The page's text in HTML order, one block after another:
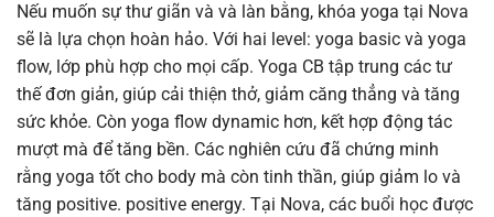
Nếu muốn sự thư giãn và và làn bằng, khóa yoga tại Nova
sẽ là lựa chọn hoàn hảo. Với hai level: yoga basic và yoga
flow, lớp phù hợp cho mọi cấp. Yoga CB tập trung các tư
thế đơn giản, giúp cải thiện thở, giảm căng thẳng và tăng
sức khỏe. Còn yoga flow dynamic hơn, kết hợp động tác
mượt mà để tăng bền. Các nghiên cứu đã chứng minh
rằng yoga tốt cho body mà còn tinh thần, giúp giảm lo và
tăng positive. positive energy. Tại Nova, các buổi học được